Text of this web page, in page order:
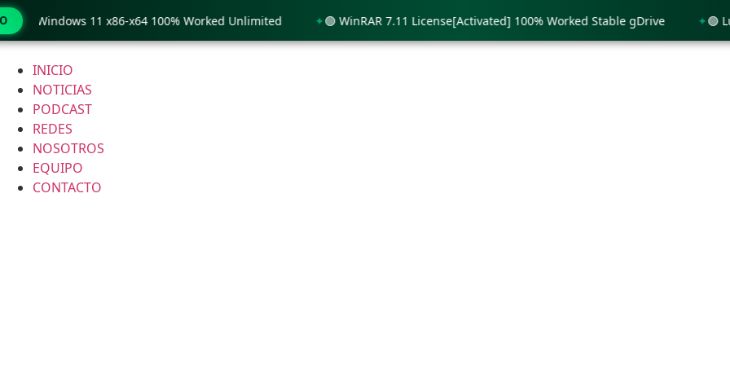
Ir
contenido
INICIO
NOTICIAS
PODCAST
REDES
NOSOTROS
EQUIPO
CONTACTO
Windows 11 x86-x64 100% Worked Unlimited 🟢 WinRAR 7.11 License[Activated] 100% Worked Stable gDrive 🟢